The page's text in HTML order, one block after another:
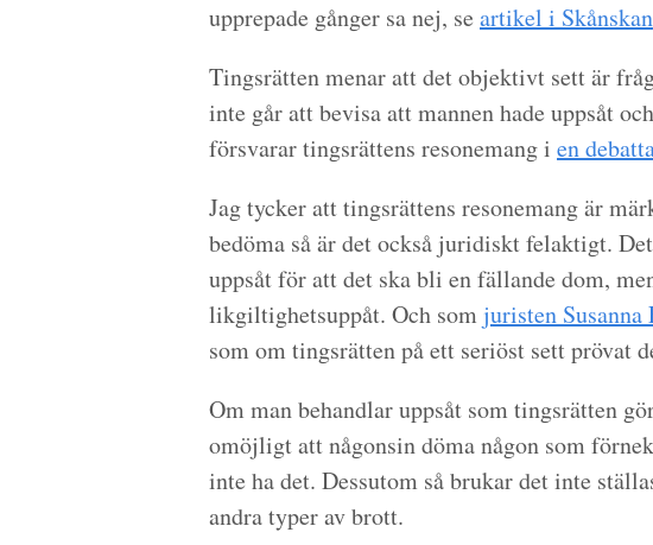
upprepade gånger sa nej, se artikel i Skånskan
Tingsrätten menar att det objektivt sett är
inte går att bevisa att mannen hade uppsåt
försvarar tingsrättens resonemang i en
Jag tycker att tingsrättens resonemang är
bedöma så är det också juridiskt felaktigt.
uppsåt för att det ska bli en fällande dom,
likgiltighetsuppåt. Och som juristen Susanna
som om tingsrätten på ett seriöst sett prövat
Om man behandlar uppsåt som tingsrätten
omöjligt att någonsin döma någon som
inte ha det. Dessutom så brukar det inte
andra typer av brott.